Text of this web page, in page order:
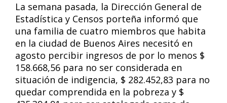
La semana pasada, la Dirección General de
Estadística y Censos porteña informó que
una familia de cuatro miembros que habita
en la ciudad de Buenos Aires necesitó en
agosto percibir ingresos de por lo menos $
158.668,56 para no ser considerada en
situación de indigencia, $ 282.452,83 para no
quedar comprendida en la pobreza y $